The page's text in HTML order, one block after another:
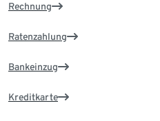
Rechnung
Ratenzahlung
Bankeinzug
Kreditkarte